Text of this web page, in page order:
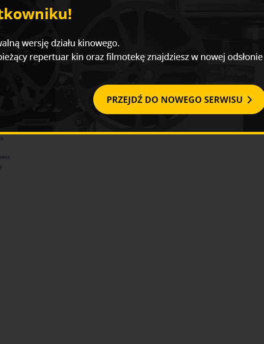
miasta"